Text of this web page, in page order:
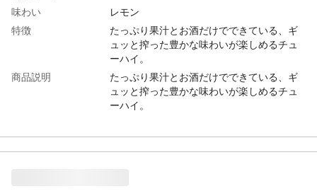
味わい
レモン
特徴
たっぷり果汁とお酒だけでできている、ギ
ュッと搾った豊かな味わいが楽しめるチュ
ーハイ。
商品説明
たっぷり果汁とお酒だけでできている、ギ
ュッと搾った豊かな味わいが楽しめるチュ
ーハイ。